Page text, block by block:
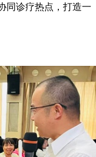
同诊疗热点，打造一